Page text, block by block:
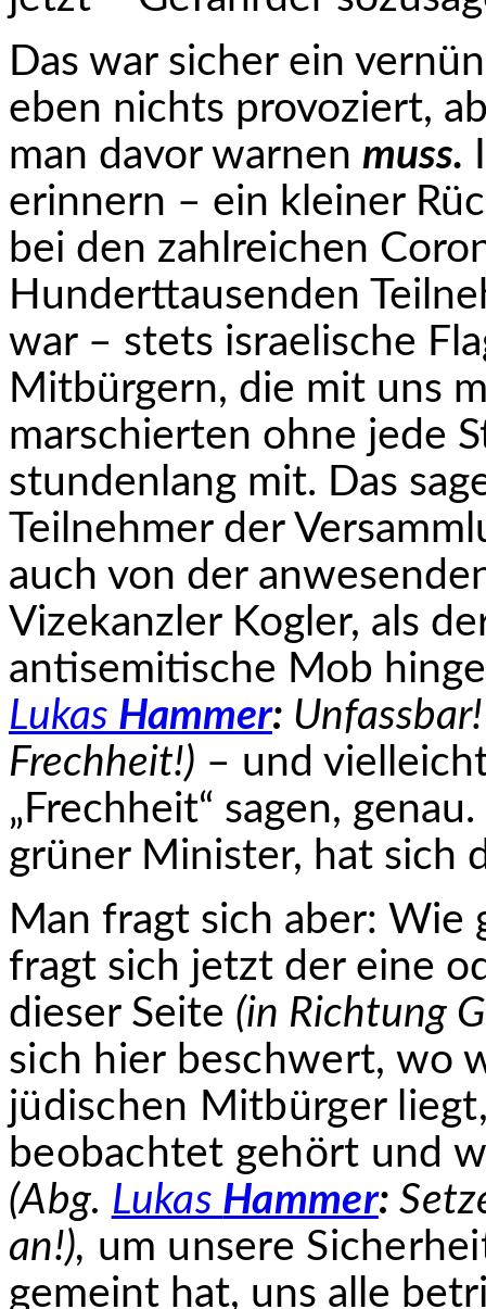
Das war sicher ein
eben nichts provoziert,
man davor warnen muss.
erinnern – ein kleiner
bei den zahlreichen
Hunderttausenden
war – stets israelische
Mitbürgern, die mit uns
marschierten ohne jede
stundenlang mit. Das
Teilnehmer der
auch von der
Vizekanzler Kogler, als
antisemitische Mob
Lukas Hammer:
Frechheit!) – und
„Frechheit“ sagen,
grüner Minister, hat sich
Man fragt sich aber: Wie
fragt sich jetzt der eine
dieser Seite (in Richtung
sich hier beschwert, wo
jüdischen Mitbürger
beobachtet gehört und
(Abg. Lukas Hammer:
an!), um unsere
gemeint hat, uns alle